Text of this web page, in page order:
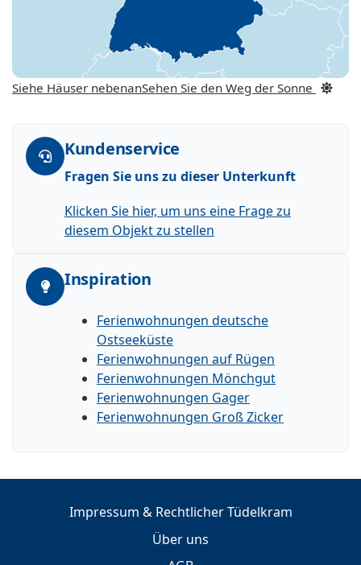
Siehe Häuser nebenanSehen Sie den Weg der Sonne
Kundenservice
Fragen Sie uns zu dieser Unterkunft
Klicken Sie hier, um uns eine Frage zu
diesem Objekt zu stellen
Inspiration
Ferienwohnungen deutsche
Ostseeküste
Ferienwohnungen auf Rügen
Ferienwohnungen Mönchgut
Ferienwohnungen Gager
Ferienwohnungen Groß Zicker
Impressum & Rechtlicher Tüdelkram
Über uns